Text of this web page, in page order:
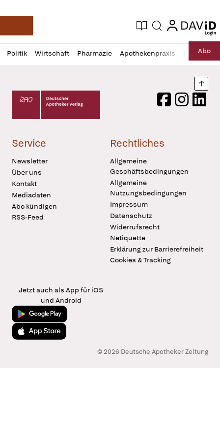
Deutsche Apotheker Zeitung
Aktuelle Ausgabe
Suche login
login
Politik Wirtschaft Pharmazie Apothekenpraxis RechtAbo
Profil
öffnen
Daz
Pur
Deutscher Apotheker Verlag Logo
FacebookInstagram
Service
Newsletter
Über uns
Kontakt
Mediadaten
Abo kündigen
RSS-Feed
Rechtliches
Allgemeine
Geschäftsbedingungen
Allgemeine
Nutzungsbedingungen
Impressum
Datenschutz
Widerrufsrecht
Netiquette
Erklärung zur Barrierefreiheit
Cookies & Tracking
Jetzt auch als App für iOS
und Android
Jetzt bei Google Play
Laden im App Store
© 2026 Deutsche Apotheker Zeitung